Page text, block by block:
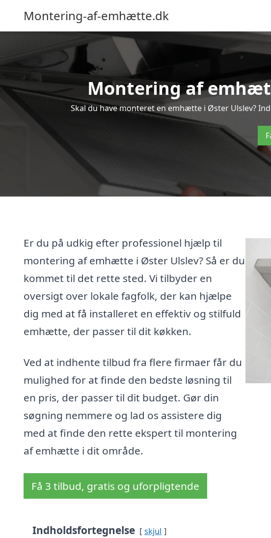
Montering-af-emhætte.dk
Montering af
Skal du have monteret en emhætte i Øster Ulslev?
Er du på udkig efter professionel hjælp til
montering af emhætte i Øster Ulslev? Så er du
kommet til det rette sted. Vi tilbyder en
oversigt over lokale fagfolk, der kan hjælpe
dig med at få installeret en effektiv og stilfuld
emhætte, der passer til dit køkken.
Ved at indhente tilbud fra flere firmaer får du
mulighed for at finde den bedste løsning til
en pris, der passer til dit budget. Gør din
søgning nemmere og lad os assistere dig
med at finde den rette ekspert til montering
af emhætte i dit område.
Få 3 tilbud, gratis og uforpligtende
Indholdsfortegnelse skjul